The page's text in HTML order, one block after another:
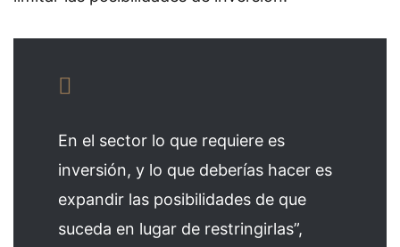
En el sector lo que requiere es
inversión, y lo que deberías hacer es
expandir las posibilidades de que
suceda en lugar de restringirlas”,